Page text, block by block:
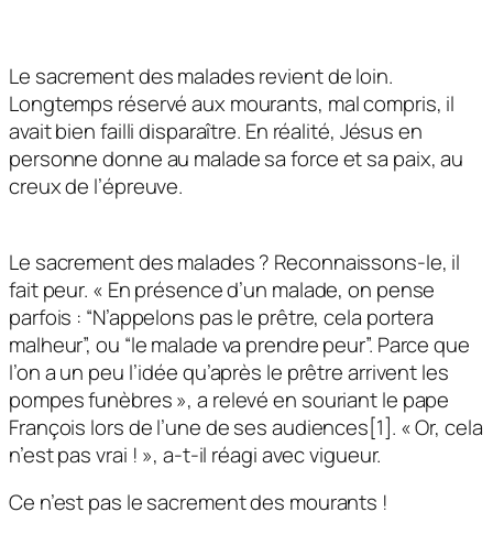
Le sacrement des malades revient de loin.
Longtemps réservé aux mourants, mal compris, il
avait bien failli disparaître. En réalité, Jésus en
personne donne au malade sa force et sa paix, au
creux de l’épreuve.
Le sacrement des malades ? Reconnaissons-le, il
fait peur. « En présence d’un malade, on pense
parfois : “N’appelons pas le prêtre, cela portera
malheur”, ou “le malade va prendre peur”. Parce que
l’on a un peu l’idée qu’après le prêtre arrivent les
pompes funèbres », a relevé en souriant le pape
François lors de l’une de ses audiences[1]. « Or, cela
n’est pas vrai ! », a-t-il réagi avec vigueur.
Ce n’est pas le sacrement des mourants !